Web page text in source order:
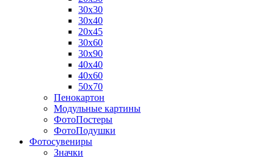
30х30
30х40
20х45
30х60
30х90
40х40
40х60
50х70
Пенокартон
Модульные картины
ФотоПостеры
ФотоПодушки
Фотоcувениры
Значки